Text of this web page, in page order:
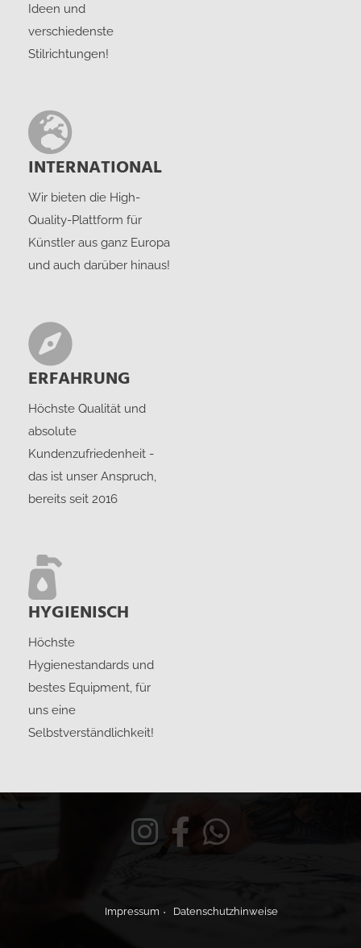
Ideen und
verschiedenste
Stilrichtungen!
INTERNATIONAL
Wir bieten die High-
Quality-Plattform für
Künstler aus ganz Europa
und auch darüber hinaus!
ERFAHRUNG
Höchste Qualität und
absolute
Kundenzufriedenheit -
das ist unser Anspruch,
bereits seit 2016
HYGIENISCH
Höchste
Hygienestandards und
bestes Equipment, für
uns eine
Selbstverständlichkeit!
Impressum Datenschutzhinweise